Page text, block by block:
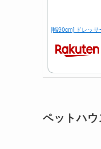
[幅90cm] ドレッサ
ペットハ